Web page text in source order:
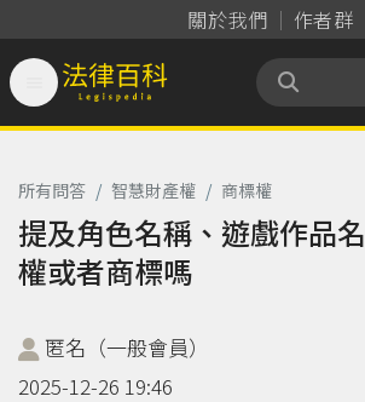
關於我們 作者群
法律百科 Legispedia
所有問答 / 智慧財產權 / 商標權
提及角色名稱、遊戲作品
權或者商標嗎
匿名（一般會員）
2025-12-26 19:46